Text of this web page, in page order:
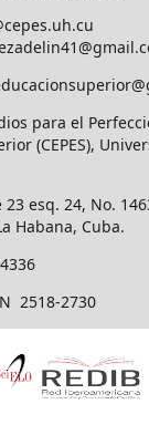
para el
(CEPES),
esq. 24, No.
Habana, Cuba.
2518-2730